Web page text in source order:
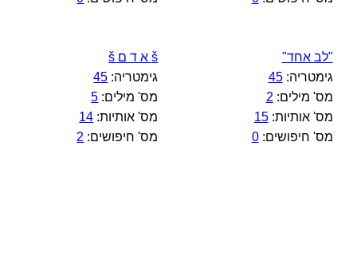
"לב אחד"
גימטריה:45
מס' מילים: 2
מס' אותיות:15
מס' חיפושים:0
š א ד ם š
גימטריה: 45
מס' מילים: 5
מס' אותיות: 14
מס' חיפושים: 2